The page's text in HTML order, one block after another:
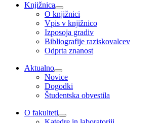
Knjižnica
O knjižnici
Vpis v knjižnico
Izposoja gradiv
Bibliografije raziskovalcev
Odprta znanost
Aktualno
Novice
Dogodki
Študentska obvestila
O fakulteti